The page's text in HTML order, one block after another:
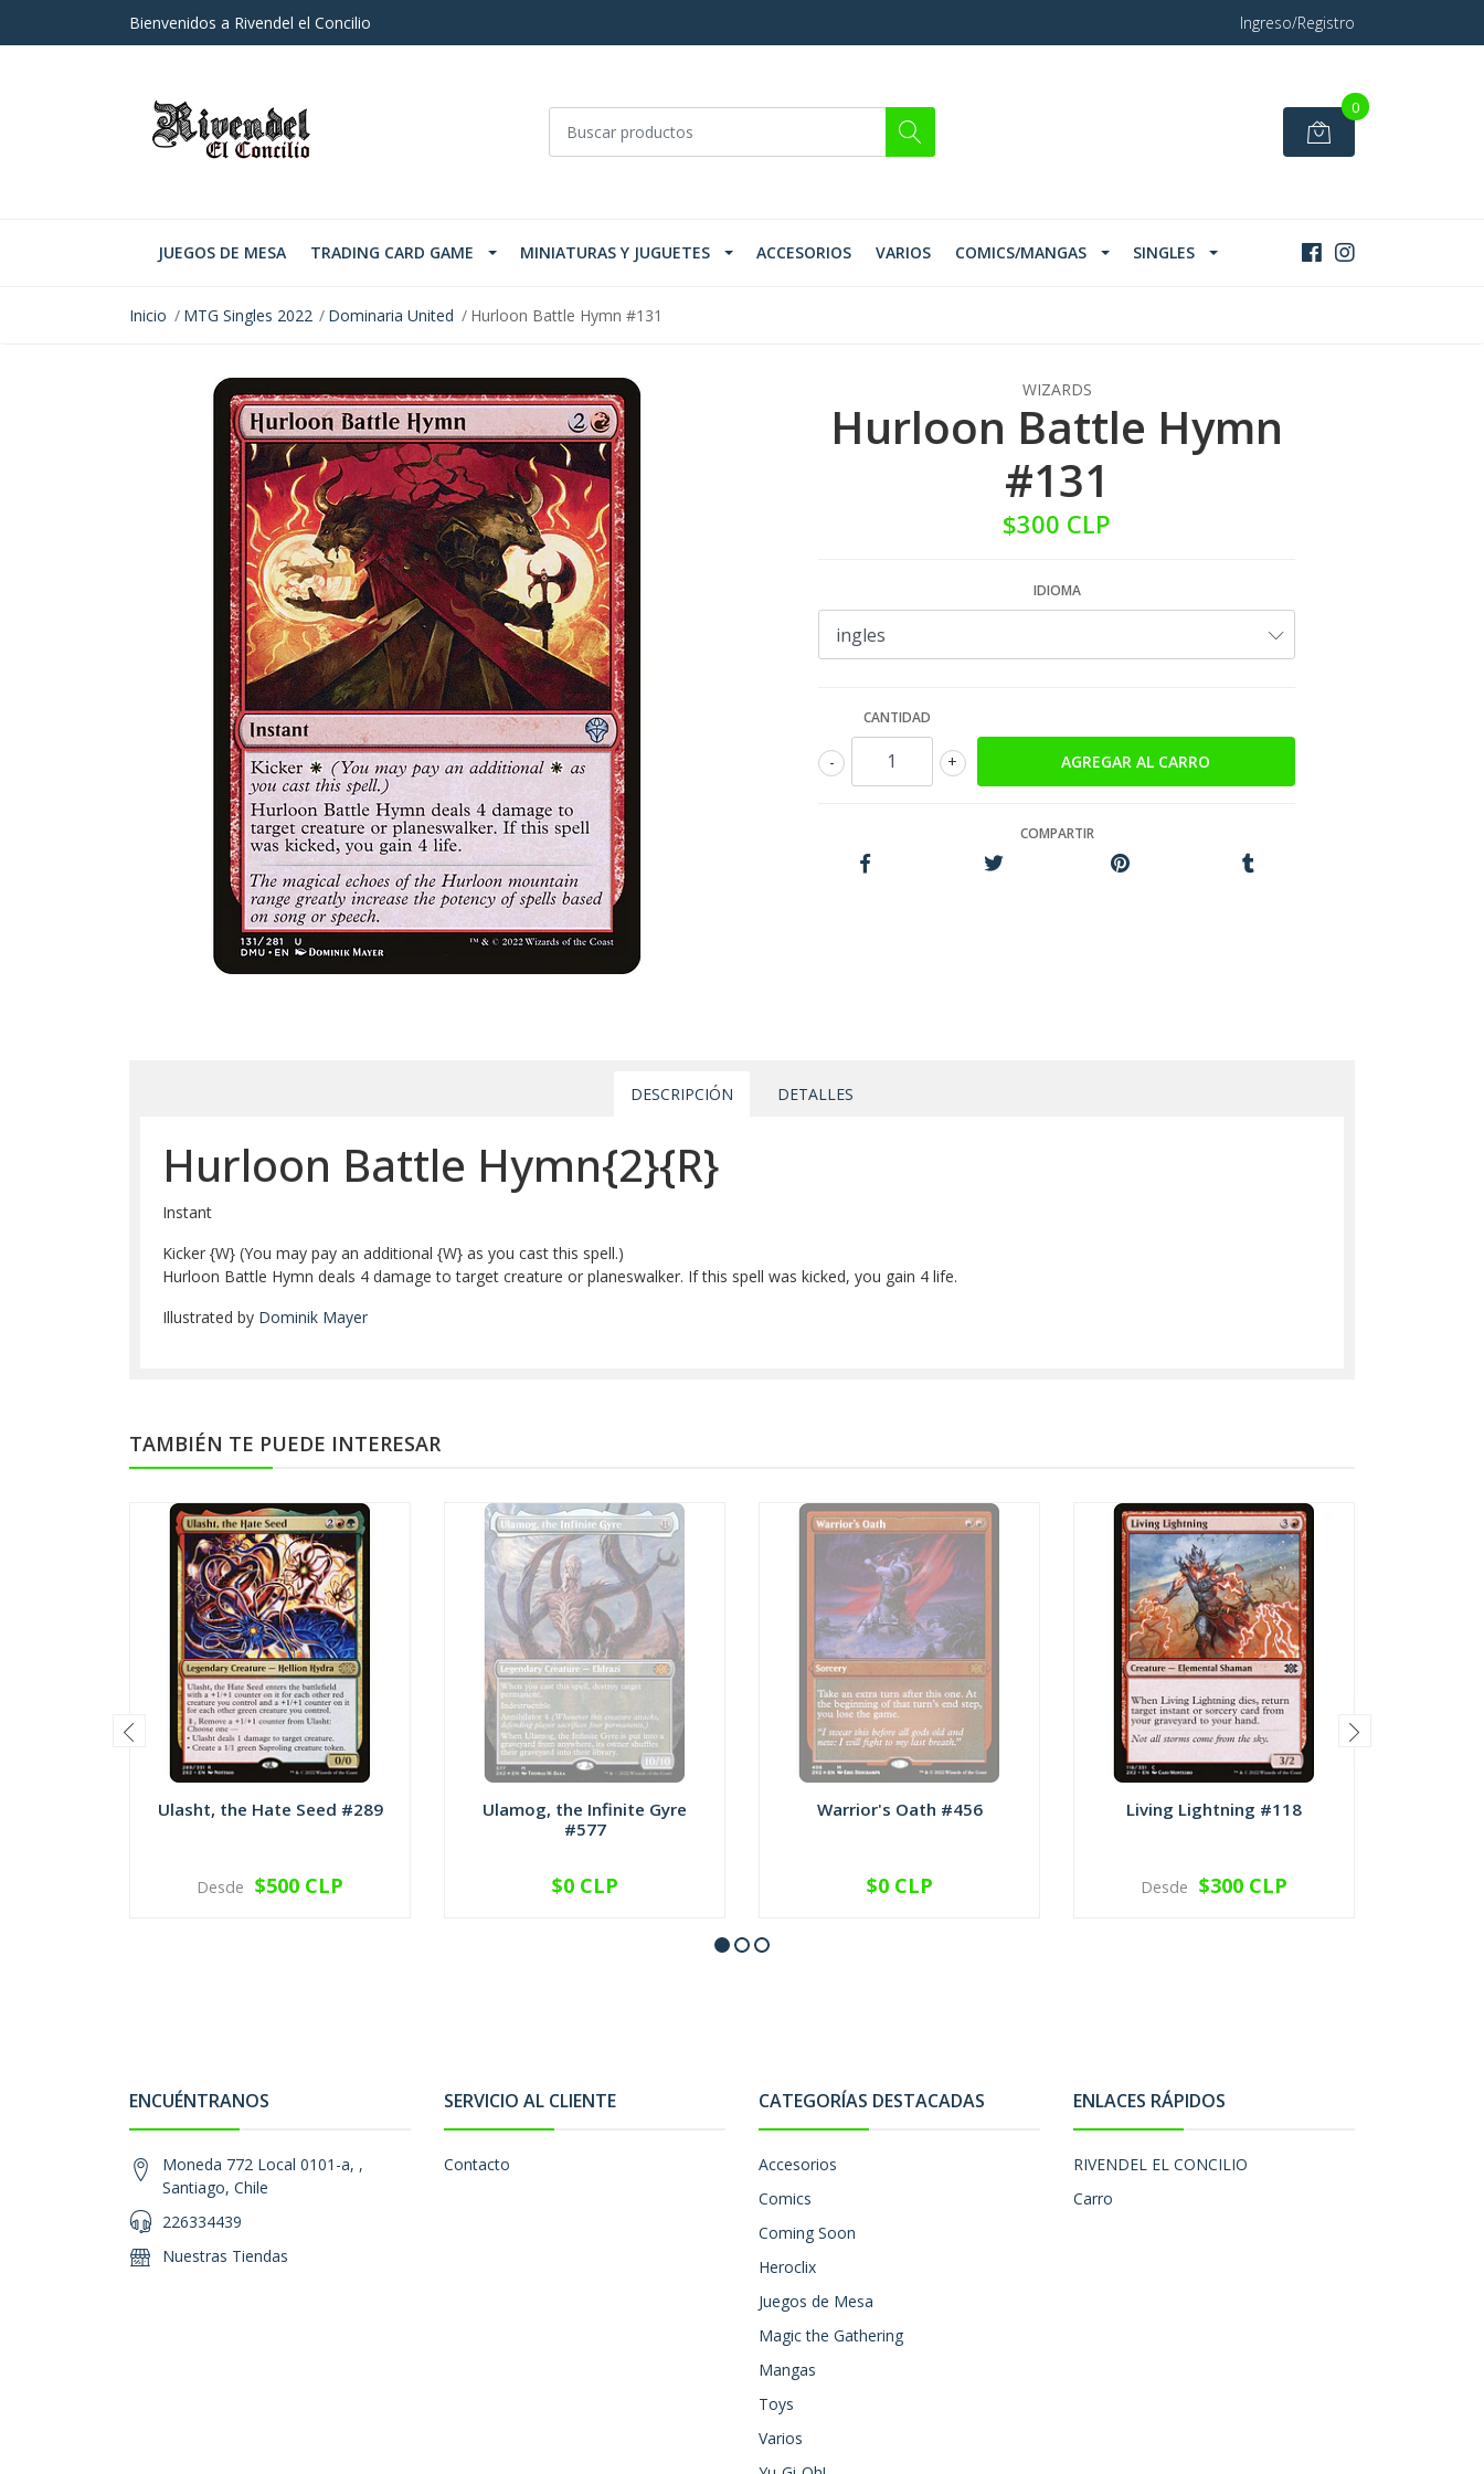
Bienvenidos a Rivendel el Concilio Ingreso/Registro
0
JUEGOS DE MESA TRADING CARD GAME MINIATURAS Y JUGUETES ACCESORIOS VARIOS COMICS/MANGAS SINGLES
Inicio MTG Singles 2022 Dominaria United Hurloon Battle Hymn #131
WIZARDS
Hurloon Battle Hymn
#131
$300 CLP
IDIOMA
CANTIDAD
+
-
COMPARTIR
DESCRIPCIÓN DETALLES
Hurloon Battle Hymn{2}{R}
Instant
Kicker {W} (You may pay an additional {W} as you cast this spell.)
Hurloon Battle Hymn deals 4 damage to target creature or planeswalker. If this spell was kicked, you gain 4 life.
Illustrated by Dominik Mayer
TAMBIÉN TE PUEDE INTERESAR
Ulasht, the Hate Seed #289
VER OPCIONES
Desde $500 CLP
Ulamog, the Infinite Gyre
#577
NO DISPONIBLE
$0 CLP
Warrior's Oath #456
NO DISPONIBLE
$0 CLP
Living Lightning #118
VER OPCIONES
Desde $300 CLP
ENCUÉNTRANOS
Moneda 772 Local 0101-a, ,
Santiago, Chile
226334439
Nuestras Tiendas
SERVICIO AL CLIENTE
Contacto
CATEGORÍAS DESTACADAS
Accesorios
Comics
Coming Soon
Heroclix
Juegos de Mesa
Magic the Gathering
Mangas
Toys
Varios
ENLACES RÁPIDOS
RIVENDEL EL CONCILIO
Carro